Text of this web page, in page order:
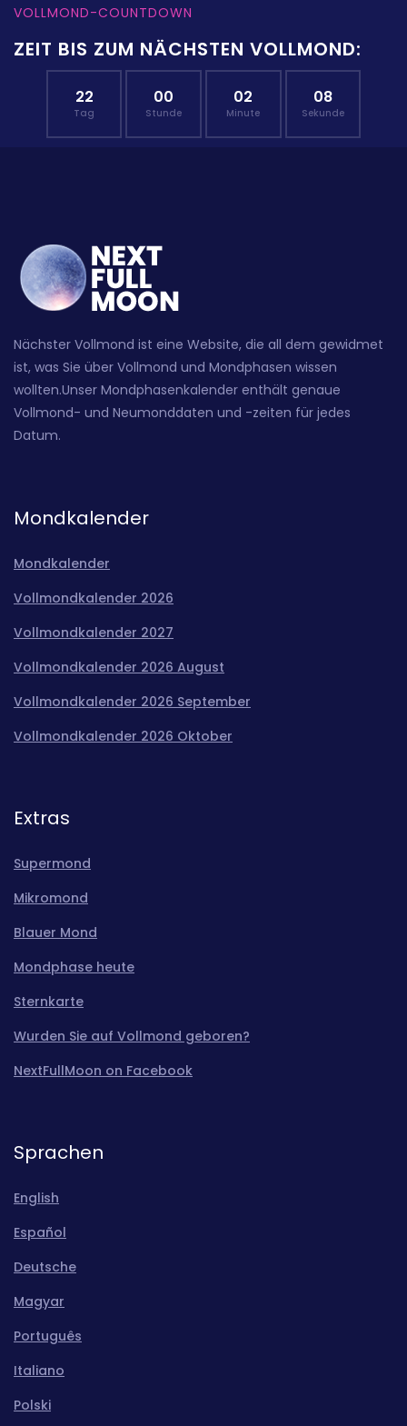
VOLLMOND-COUNTDOWN
ZEIT BIS ZUM NÄCHSTEN VOLLMOND:
22
Tag
00
Stunde
02
Minute
07
Sekunde
Nächster Vollmond ist eine Website, die all dem gewidmet
ist, was Sie über Vollmond und Mondphasen wissen
wollten.Unser Mondphasenkalender enthält genaue
Vollmond- und Neumonddaten und -zeiten für jedes
Datum.
Mondkalender
Mondkalender
Vollmondkalender 2026
Vollmondkalender 2027
Vollmondkalender 2026 August
Vollmondkalender 2026 September
Vollmondkalender 2026 Oktober
Extras
Supermond
Mikromond
Blauer Mond
Mondphase heute
Sternkarte
Wurden Sie auf Vollmond geboren?
NextFullMoon on Facebook
Sprachen
English
Español
Deutsche
Magyar
Português
Italiano
Polski